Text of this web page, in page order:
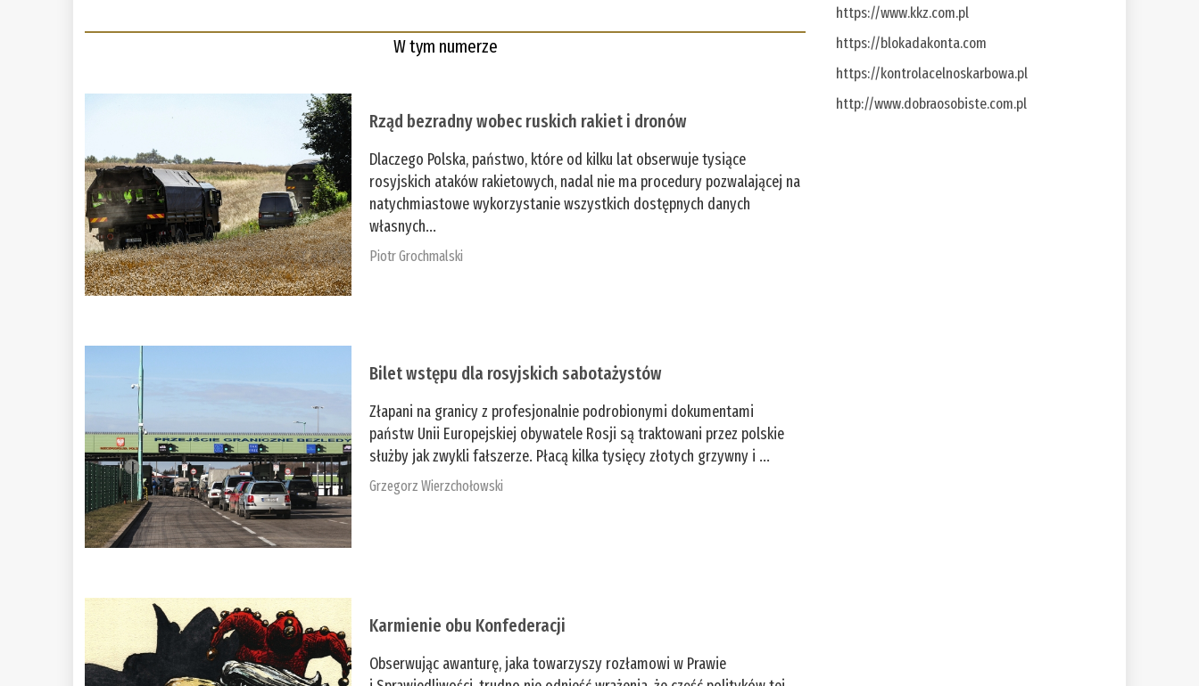
W tym numerze
Rząd bezradny wobec ruskich rakiet i dronów
Dlaczego Polska, państwo, które od kilku lat obserwuje tysiące
rosyjskich ataków rakietowych, nadal nie ma procedury pozwalającej na
natychmiastowe wykorzystanie wszystkich dostępnych danych
własnych...
Piotr Grochmalski
Bilet wstępu dla rosyjskich sabotażystów
Złapani na granicy z profesjonalnie podrobionymi dokumentami
państw Unii Europejskiej obywatele Rosji są traktowani przez polskie
służby jak zwykli fałszerze. Płacą kilka tysięcy złotych grzywny i ...
Grzegorz Wierzchołowski
Karmienie obu Konfederacji
Obserwując awanturę, jaka towarzyszy rozłamowi w Prawie
https://www.kkz.com.pl
https://blokadakonta.com
https://kontrolacelnoskarbowa.pl
http://www.dobraosobiste.com.pl